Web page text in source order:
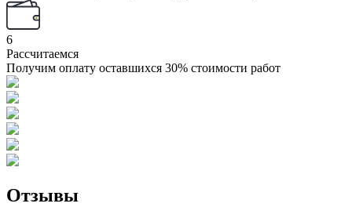
6
Рассчитаемся
Получим оплату оставшихся 30% стоимости работ
Отзывы